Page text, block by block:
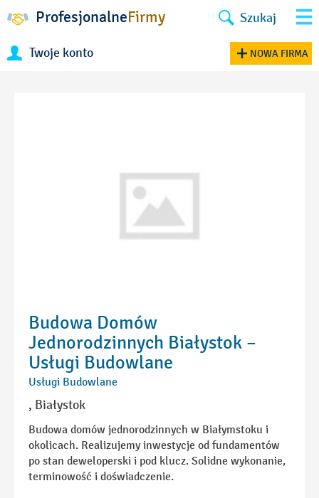
ProfesjonalneFirmy Szukaj
Twoje konto NOWA FIRMA
Budowa Domów
Jednorodzinnych Białystok –
Usługi Budowlane
Usługi Budowlane
, Białystok
Budowa domów jednorodzinnych w Białymstoku i
okolicach. Realizujemy inwestycje od fundamentów
po stan deweloperski i pod klucz. Solidne wykonanie,
terminowość i doświadczenie.